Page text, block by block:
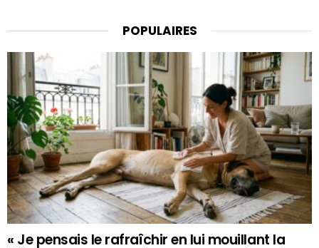
POPULAIRES
« Je pensais le rafraîchir en lui mouillant la